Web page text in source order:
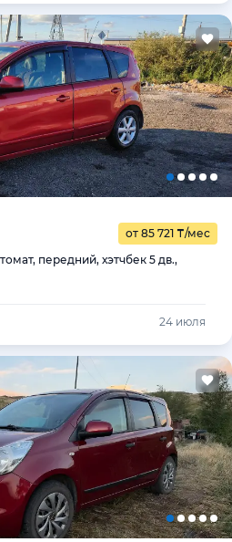
от 85 721 ₸/мес
передний, хэтчбек 5 дв.,
24 июля